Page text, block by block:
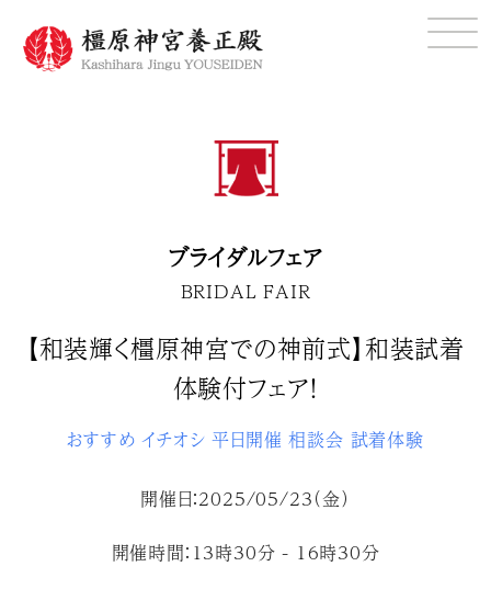
ブライダルフェア
BRIDAL FAIR
【和装輝く橿原神宮での神前式】和装試着
体験付フェア！
おすすめ イチオシ 平日開催 相談会 試着体験
開催日：2025/05/23（金）
開催時間：13時30分 - 16時30分